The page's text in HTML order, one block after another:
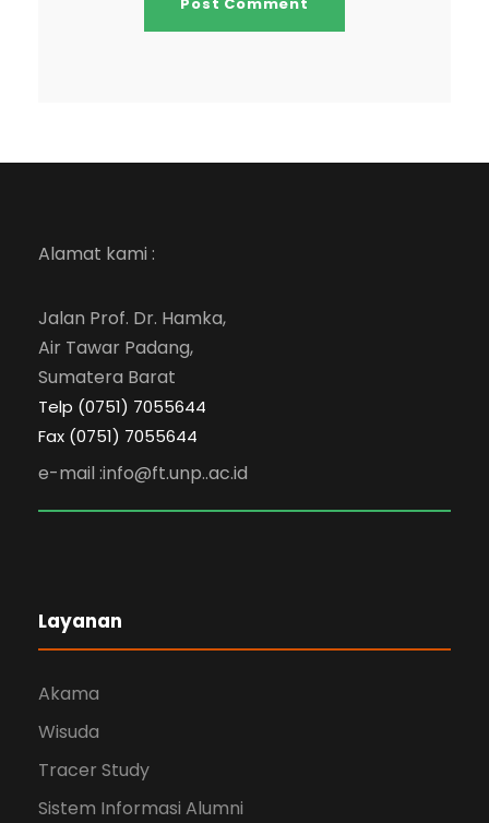
Alamat kami :
Jalan Prof. Dr. Hamka,
Air Tawar Padang,
Sumatera Barat
Telp (0751) 7055644
Fax (0751) 7055644
e-mail :info@ft.unp..ac.id
Layanan
Akama
Wisuda
Tracer Study
Sistem Informasi Alumni